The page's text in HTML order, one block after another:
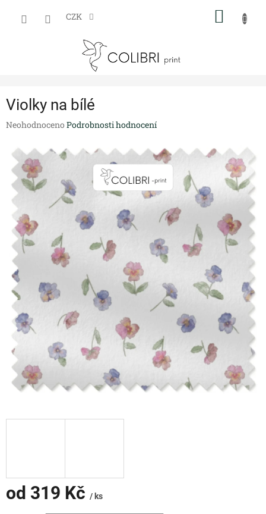
CZK
Violky na bílé
Průměrné
produktu
je
0,0
hvězdiček.
Neohodnoceno Podrobnosti hodnocení
od 319 Kč / ks